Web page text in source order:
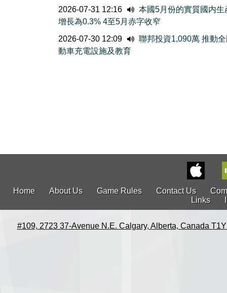
2026-07-31 12:16
本國5月份的實質國内生
增長為0.3% 4至5月赤字收窄
2026-07-30 12:09
聯邦投資1,090萬 推動
動車充電設施及教育
Home About Us Game Rules Contact Us
Links
#109, 2723 37-Avenue N.E. Calgary, Alberta, Canada